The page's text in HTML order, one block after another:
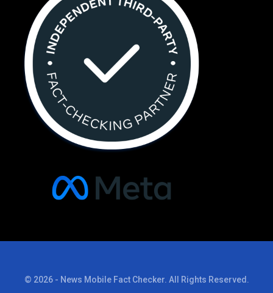
© 2026 - News Mobile Fact Checker. All Rights Reserved.